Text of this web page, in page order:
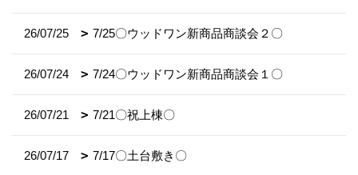
26/07/25 7/25〇ウッドワン新商品商談会２〇
26/07/24 7/24〇ウッドワン新商品商談会１〇
26/07/21 7/21〇祝上棟〇
26/07/17 7/17〇土台敷き〇